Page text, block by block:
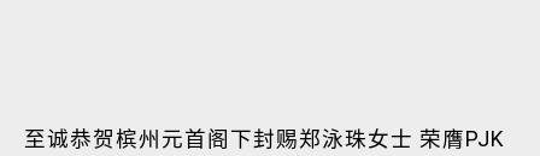
至诚恭贺槟州元首阁下封赐郑泳珠女士 荣膺PJK